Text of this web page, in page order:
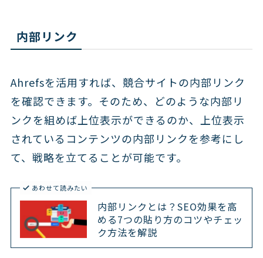
内部リンク
Ahrefsを活用すれば、競合サイトの内部リンク
を確認できます。そのため、どのような内部リ
ンクを組めば上位表示ができるのか、上位表示
されているコンテンツの内部リンクを参考にし
て、戦略を立てることが可能です。
あわせて読みたい
内部リンクとは？SEO効果を高
める7つの貼り方のコツやチェッ
ク方法を解説